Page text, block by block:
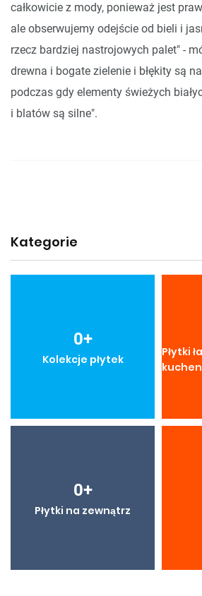
całkowicie z mody, ponieważ jest
ale obserwujemy odejście od bieli i
rzecz bardziej nastrojowych palet" -
drewna i bogate zielenie i błękity są
podczas gdy elementy świeżych
i blatów są silne".
Kategorie
0+
Kolekcje płytek
Płytki
0+
Płytki na zewnątrz